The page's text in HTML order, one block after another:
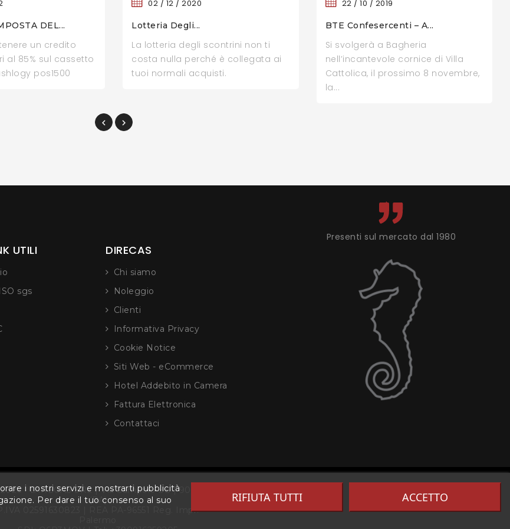
DEL...
un credito
al 85% sul cassetto
pos1500
02 / 12 / 2020
Lotteria Degli...
La lotteria degli scontrini non ti
costa nulla perché è collegata ai
tuoi normali acquisti.
22 / 10 / 2019
BTE Confesercenti – A...
Si svolgerà a Bagheria
nell’incantevole cornice di Villa
Cattolica, il prossimo 8 novembre,
la...
UTILI
sgs
DIRECAS
Chi siamo
Noleggio
Clienti
Informativa Privacy
Cookie Notice
Siti Web - eCommerce
Hotel Addebito in Camera
Fattura Elettronica
Contattaci
Presenti sul mercato dal 1980
i nostri servizi e mostrarti pubblicità
Per dare il tuo consenso al suo
RIFIUTA TUTTI ACCETTO
- DIRECAS SRL | Via Sampolo 88 | 90143
(PA)
P.IVA 02591630823 | REA PA-96551 Reg. Impr.